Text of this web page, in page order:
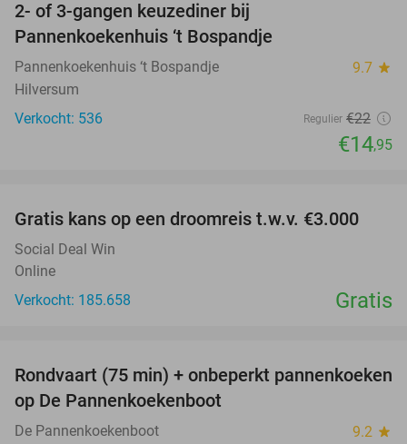
2- of 3-gangen keuzediner bij
Pannenkoekenhuis ‘t Bospandje
Pannenkoekenhuis ‘t Bospandje 9.7 star
Hilversum
Verkocht: 536
Regulier €22
€14,95
Gratis kans op een droomreis t.w.v. €3.000
Social Deal Win
Online
Verkocht: 185.658
Gratis
30%
Rondvaart (75 min) + onbeperkt pannenkoeken
op De Pannenkoekenboot
De Pannenkoekenboot 9.2 star